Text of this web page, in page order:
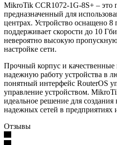
MikroTik CCR1072-1G-8S+ – это
предназначенный для
центрах. Устройство оснащено 8
поддерживает скорости до 10
невероятно высокую
настройке сети.
Прочный корпус и
надежную работу устройства в
понятный интерфейс RouterOS
управление устройством.
идеальное решение для
надежных сетей в предприятиях
Отзывы